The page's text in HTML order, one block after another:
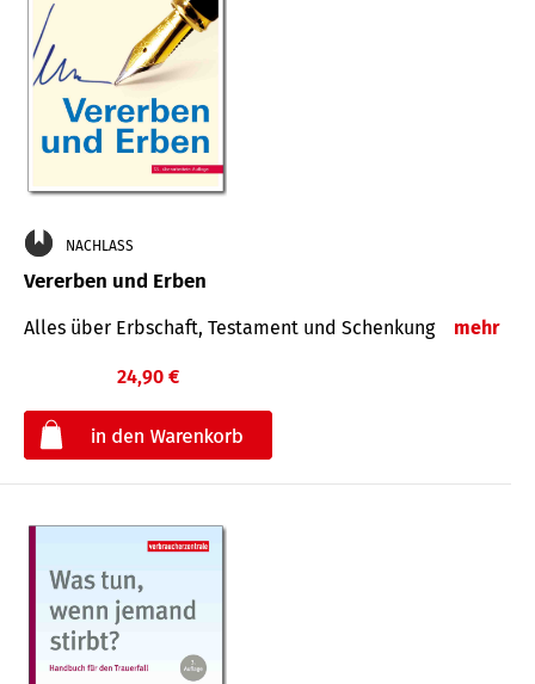
NACHLASS
Vererben und Erben
Alles über Erbschaft, Testament und Schenkung mehr
24,90 €